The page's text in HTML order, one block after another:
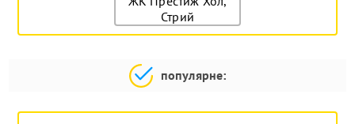
Стрий
популярне: